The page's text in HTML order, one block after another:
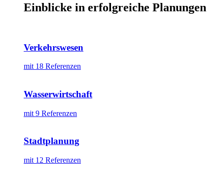
Einblicke in erfolgreiche Planungen
Verkehrswesen
mit 18 Referenzen
Wasserwirtschaft
mit 9 Referenzen
Stadtplanung
mit 12 Referenzen